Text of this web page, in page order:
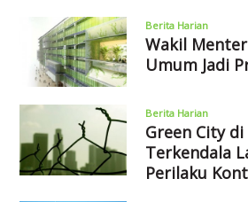
Berita Harian
Wakil
Umum Jadi
Berita Harian
Green City
Terkendala
Perilaku